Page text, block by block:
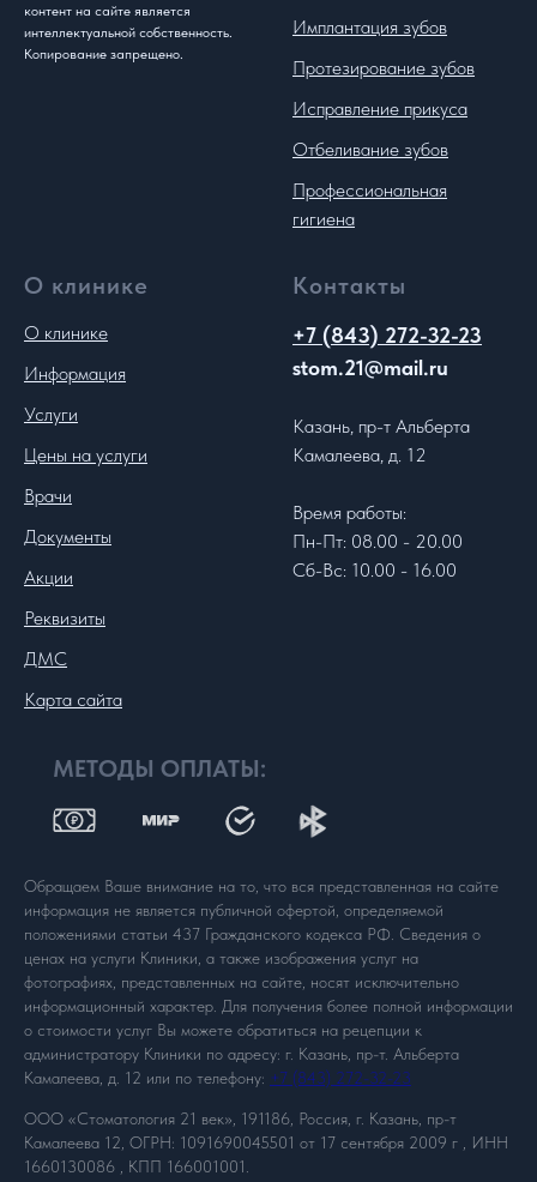
контент на сайте является
интеллектуальной собственность.
Копирование запрещено.
Имплантация зубов
Протезирование зубов
Исправление прикуса
Отбеливание зубов
Профессиональная
гигиена
О клинике
О клинике
Информация
Услуги
Цены на услуги
Врачи
Документы
Акции
Реквизиты
ДМС
Карта сайта
Контакты
+7 (843) 272-32-23
stom.21@mail.ru
Казань, пр-т Альберта
Камалеева, д. 12
Время работы:
Пн-Пт: 08.00 - 20.00
Сб-Вс: 10.00 - 16.00
МЕТОДЫ ОПЛАТЫ:
Обращаем Ваше внимание на то, что вся представленная на сайте
информация не является публичной офертой, определяемой
положениями статьи 437 Гражданского кодекса РФ. Сведения о
ценах на услуги Клиники, а также изображения услуг на
фотографиях, представленных на сайте, носят исключительно
информационный характер. Для получения более полной информации
о стоимости услуг Вы можете обратиться на рецепции к
администратору Клиники по адресу: г. Казань, пр-т. Альберта
Камалеева, д. 12 или по телефону: +7 (843) 272-32-23
ООО «Стоматология 21 век», 191186, Россия, г. Казань, пр-т
Камалеева 12, ОГРН: 1091690045501 от 17 сентября 2009 г , ИНН
1660130086 , КПП 166001001.